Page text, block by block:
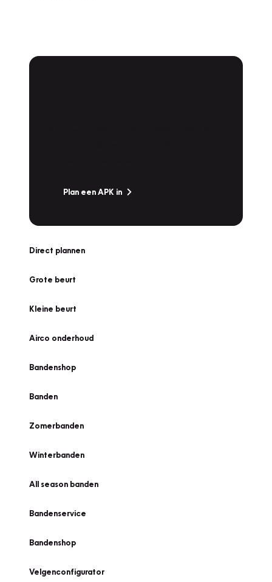
Plan een APK in
Direct plannen
Grote beurt
Kleine beurt
Airco onderhoud
Bandenshop
Banden
Zomerbanden
Winterbanden
All season banden
Bandenservice
Bandenshop
Velgenconfigurator